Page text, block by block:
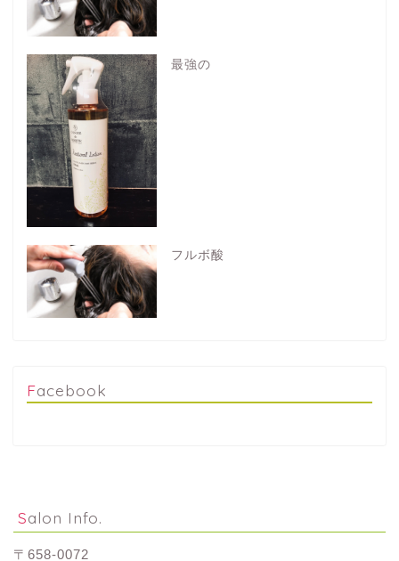
最強の
フルボ酸
Facebook
Salon Info.
〒658-0072